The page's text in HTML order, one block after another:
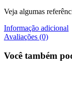
Veja algumas
Informação adicional
Avaliações (0)
Você também